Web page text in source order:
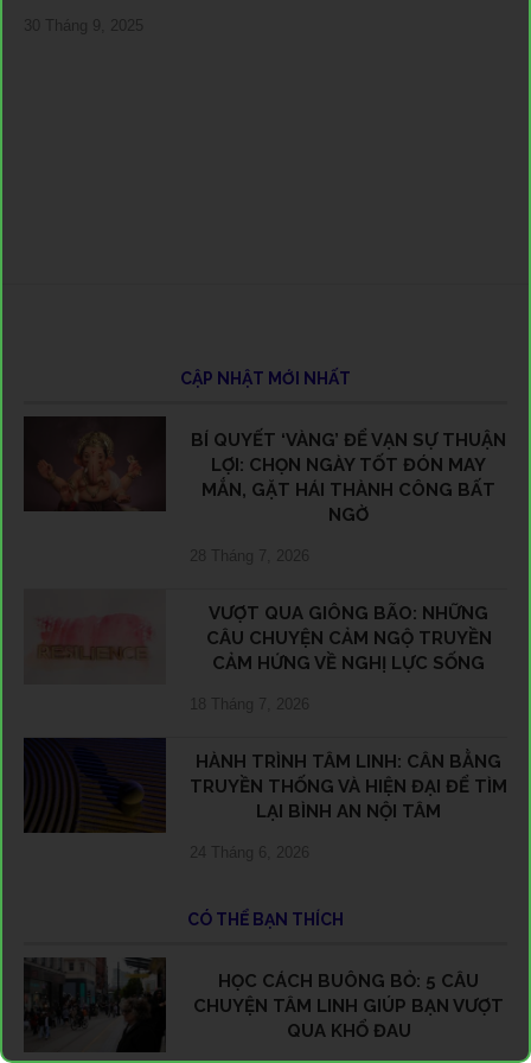
30 Tháng 9, 2025
CẬP NHẬT MỚI NHẤT
BÍ QUYẾT ‘VÀNG’ ĐỂ VẠN SỰ THUẬN
LỢI: CHỌN NGÀY TỐT ĐÓN MAY
MẮN, GẶT HÁI THÀNH CÔNG BẤT
NGỜ
28 Tháng 7, 2026
VƯỢT QUA GIÔNG BÃO: NHỮNG
CÂU CHUYỆN CẢM NGỘ TRUYỀN
CẢM HỨNG VỀ NGHỊ LỰC SỐNG
18 Tháng 7, 2026
HÀNH TRÌNH TÂM LINH: CÂN BẰNG
TRUYỀN THỐNG VÀ HIỆN ĐẠI ĐỂ TÌM
LẠI BÌNH AN NỘI TÂM
24 Tháng 6, 2026
CÓ THỂ BẠN THÍCH
HỌC CÁCH BUÔNG BỎ: 5 CÂU
CHUYỆN TÂM LINH GIÚP BẠN VƯỢT
QUA KHỔ ĐAU